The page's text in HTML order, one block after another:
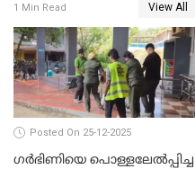
1 Min Read View All
Posted On 25-12-2025
ഗര്‍ഭിണിയെ പൊള്ളലേല്‍പ്പിച്ച